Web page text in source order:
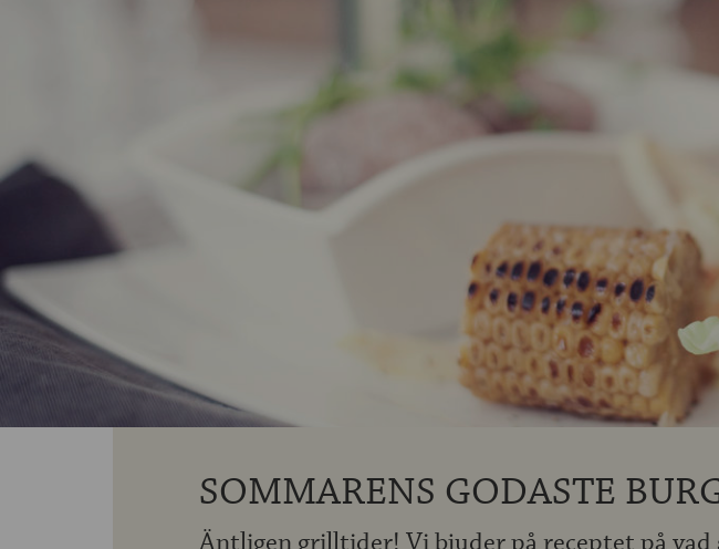
SOMMARENS GODASTE